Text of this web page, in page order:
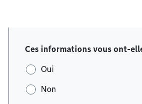
Ces informations vous ont-
Oui
Non